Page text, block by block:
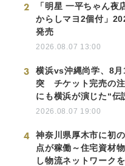
2
「明星 一平ちゃん夜
からしマヨ2個付」
発売
2026.08.07 13:00
3
横浜vs沖縄尚学、8
突 チケット完売の
にも横浜が演じた“伝
2026.08.07 19:00
4
神奈川県厚木市に初
点が稼働～住宅資材
し物流ネットワーク